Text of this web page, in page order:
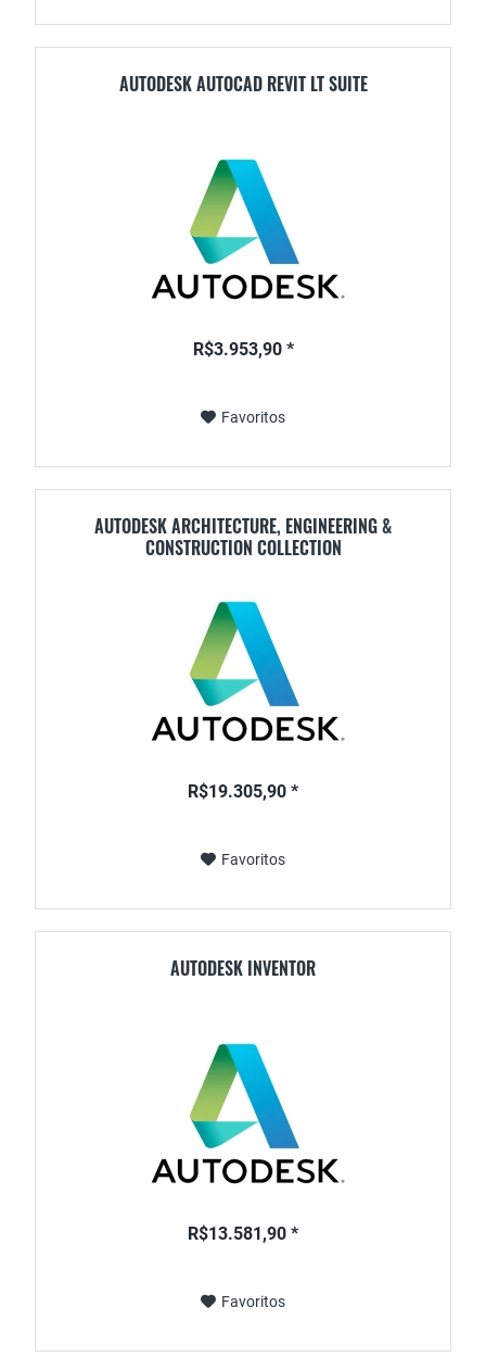
AUTODESK AUTOCAD REVIT LT SUITE
R$3.953,90 *
Favoritos
AUTODESK ARCHITECTURE, ENGINEERING &
CONSTRUCTION COLLECTION
R$19.305,90 *
Favoritos
AUTODESK INVENTOR
R$13.581,90 *
Favoritos